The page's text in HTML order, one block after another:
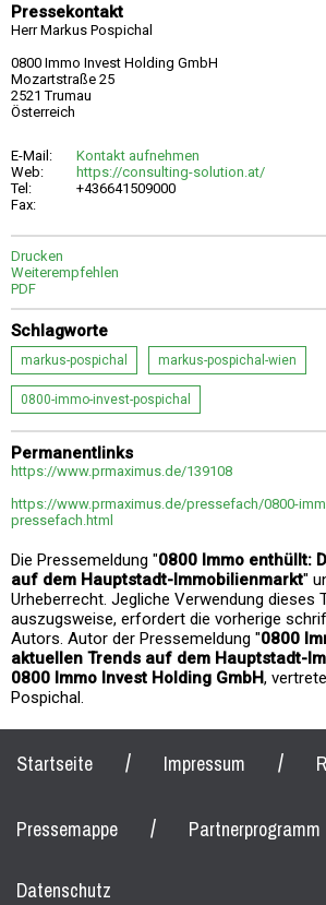
Pressekontakt
Herr Markus Pospichal
0800 Immo Invest Holding GmbH
Mozartstraße 25
2521 Trumau
Österreich
E-Mail:
Kontakt aufnehmen
Web:
https://consulting-solution.at/
Tel:
+436641509000
Fax:
Drucken
Weiterempfehlen
PDF
Schlagworte
markus-pospichal markus-pospichal-wien
0800-immo-invest-pospichal
Permanentlinks
https://www.prmaximus.de/139108
https://www.prmaximus.de/pressefach/0800-
pressefach.html
Die Pressemeldung "0800 Immo enthüllt:
auf dem Hauptstadt-Immobilienmarkt"
Urheberrecht. Jegliche Verwendung dieses
auszugsweise, erfordert die vorherige
Autors. Autor der Pressemeldung "0800
aktuellen Trends auf dem Hauptstadt-
0800 Immo Invest Holding GmbH,
Pospichal.
Startseite / Impressum /
Pressemappe / Partnerprogramm
Datenschutz